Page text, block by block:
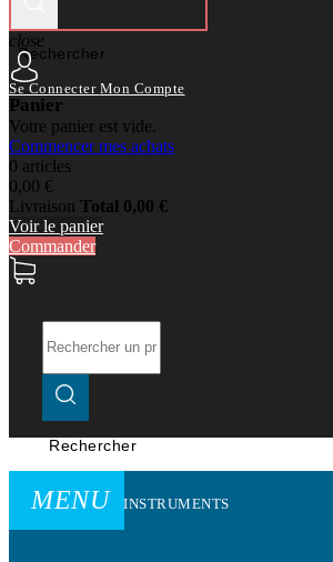
Rechercher
close
Se Connecter Mon Compte
Panier
Votre panier est vide.
Commencer mes achats
0 articles
0,00 €
Livraison Total 0,00 €
Voir le panier
Commander
Rechercher
MENU INSTRUMENTS